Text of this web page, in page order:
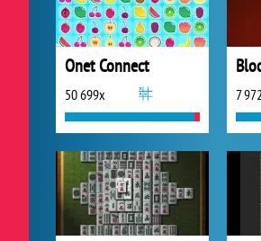
Onet Connect
50 699x 7